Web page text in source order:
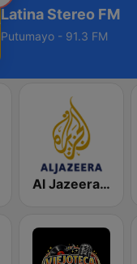
Latina Stereo FM
Putumayo - 91.3 FM
Al Jazeera Arabic (قناة الجزيرة)